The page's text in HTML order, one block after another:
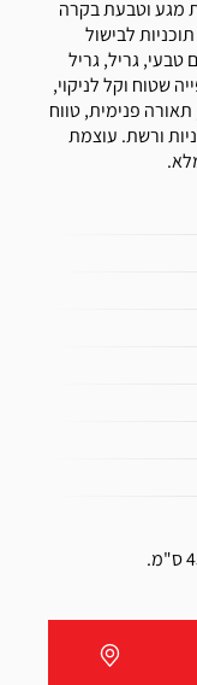
מגע וטבעת בקרה
דיגיטלית. תא אפייה בנפח 50 ליטר עם 13 תוכניות לבישול
טבעי, גריל, גריל
שטוח וקל לניקוי,
פנימית, טווח
שתי תבניות ורשת. עוצמת